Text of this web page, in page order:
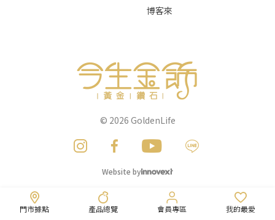
門市據點 產品總覽 會員專區 我的最愛
博客來
© 2026 GoldenLife
Website by